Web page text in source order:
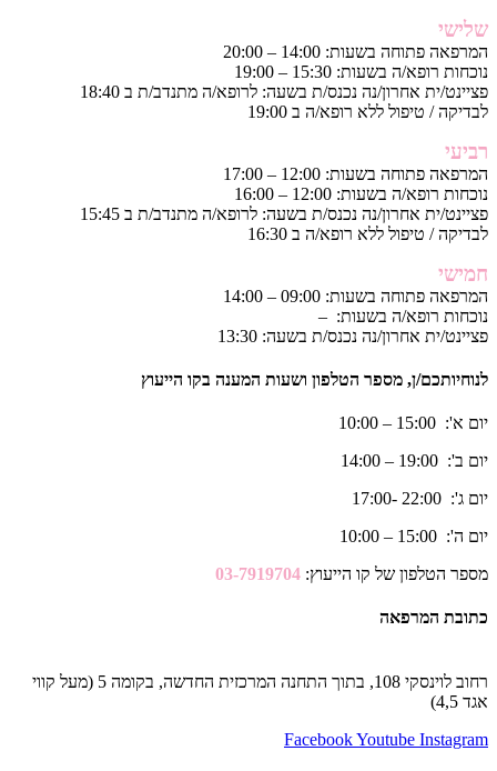
שלישי
המרפאה פתוחה בשעות: 14:00 – 20:00
נוכחות רופא/ה בשעות: 15:30 – 19:00
פציינט/ית אחרון/נה נכנס/ת בשעה: לרופא/ה מתנדב/ת ב 18:40
לבדיקה / טיפול ללא רופא/ה ב 19:00
רביעי
המרפאה פתוחה בשעות: 12:00 – 17:00
נוכחות רופא/ה בשעות: 12:00 – 16:00
פציינט/ית אחרון/נה נכנס/ת בשעה: לרופא/ה מתנדב/ת ב 15:45
לבדיקה / טיפול ללא רופא/ה ב 16:30
חמישי
המרפאה פתוחה בשעות: 09:00 – 14:00
נוכחות רופא/ה בשעות: –
פציינט/ית אחרון/נה נכנס/ת בשעה: 13:30
לנוחיותכם/ן, מספר הטלפון ושעות המענה בקו הייעוץ
יום א': 15:00 – 10:00
יום ב': 19:00 – 14:00
יום ג': 22:00 -17:00
יום ה': 15:00 – 10:00
מספר הטלפון של קו הייעוץ: 03-7919704
כתובת המרפאה
רחוב לוינסקי 108, בתוך התחנה המרכזית החדשה, בקומה 5 (מעל קווי
אגד 4,5)
FacebookYoutube Instagram